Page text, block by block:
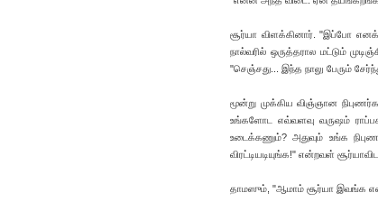
சூர்யா விளக்கினார். "இப்போ
நால்வரில் ஒருத்தரால மட்டும்
"செஞ்சது... இந்த நாலு பேரும்
மூன்று முக்கிய விஞ்ஞான
உங்களோட எவ்வளவு வருஷம்
உடைக்கணும்? அதுவும் உங்க
விரட்டியடியுங்க!" என்றவள்
தாமஸும், "ஆமாம் சூர்யா இவங்க